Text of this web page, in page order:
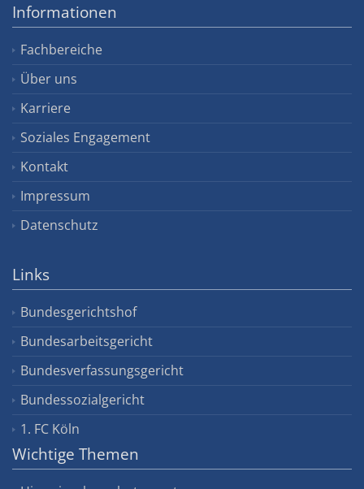
Informationen
Fachbereiche
Über uns
Karriere
Soziales Engagement
Kontakt
Impressum
Datenschutz
Links
Bundesgerichtshof
Bundesarbeitsgericht
Bundesverfassungsgericht
Bundessozialgericht
1. FC Köln
Wichtige Themen